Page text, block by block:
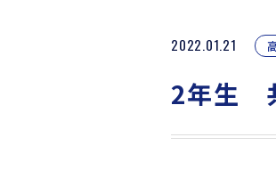
2022.01.21
2年生